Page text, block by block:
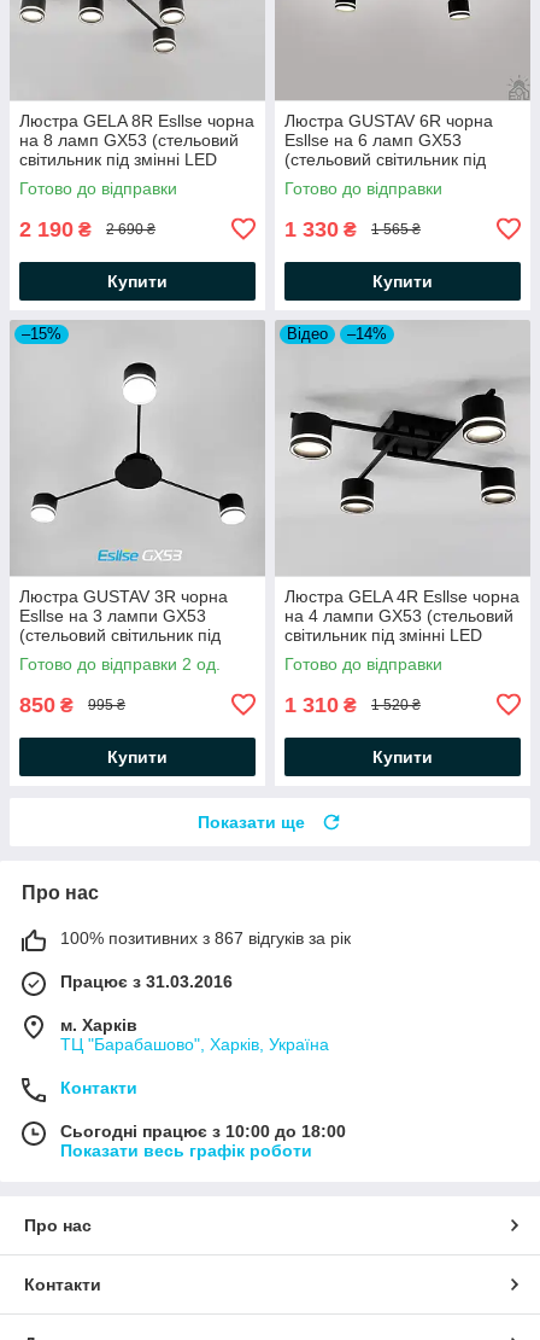
Люстра GELA 8R Esllse чорна
на 8 ламп GX53 (стельовий
світильник під змінні LED
лампи) 820x820x140мм
Готово до відправки
2 190 ₴ 2 690 ₴
Купити
Люстра GUSTAV 6R чорна
Esllse на 6 ламп GX53
(стельовий світильник під
змінні LED лампи) 850x240
мм
Готово до відправки
1 330 ₴ 1 565 ₴
Купити
–15%
Люстра GUSTAV 3R чорна
Esllse на 3 лампи GX53
(стельовий світильник під
змінні LED лампи)
Ø850x85мм
Готово до відправки 2 од.
850 ₴ 995 ₴
Купити
Відео –14%
Люстра GELA 4R Esllse чорна
на 4 лампи GX53 (стельовий
світильник під змінні LED
лампи) 600x600x120мм
Готово до відправки
1 310 ₴ 1 520 ₴
Купити
Показати ще
Про нас
100% позитивних з 867 відгуків за рік
Працює з 31.03.2016
м. Харків
ТЦ "Барабашово", Харків, Україна
Контакти
Сьогодні працює з 10:00 до 18:00
Показати весь графік роботи
Про нас
Контакти